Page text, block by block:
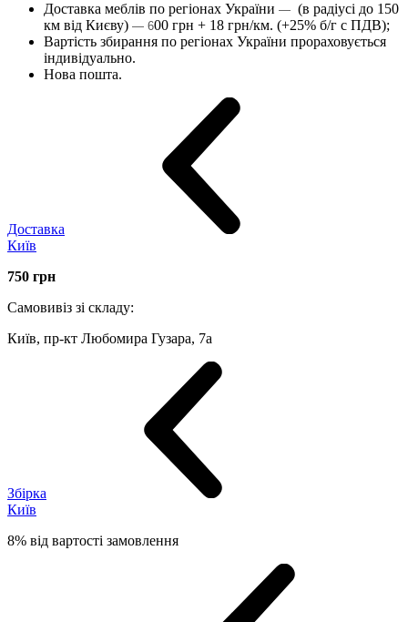
Доставка меблів по регіонах України — (в радіусі до 150
км від Києву) — 600 грн + 18 грн/км. (+25% б/г с ПДВ);
Вартість збирання по регіонах України прораховується
індивідуально.
Нова пошта.
Доставка
Київ
750 грн
Самовивіз зі складу:
Київ, пр-кт Любомира Гузара, 7а
Збірка
Київ
8% від вартості замовлення